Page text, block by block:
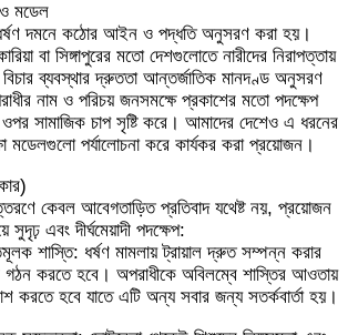
ও মডেল
দমনে কঠোর আইন ও পদ্ধতি অনুসরণ করা হয়।
বা সিঙ্গাপুরের মতো দেশগুলোতে নারীদের নিরাপত্তায়
বিচার ব্যবস্থার দ্রুততা আন্তর্জাতিক মানদণ্ড অনুসরণ
নাম ও পরিচয় জনসমক্ষে প্রকাশের মতো পদক্ষেপ
সামাজিক চাপ সৃষ্টি করে। আমাদের দেশেও এ ধরনের
মডেলগুলো পর্যালোচনা করে কার্যকর করা প্রয়োজন।
কেবল আবেগতাড়িত প্রতিবাদ যথেষ্ট নয়, প্রয়োজন
সুদৃঢ় এবং দীর্ঘমেয়াদী পদক্ষেপ:
শাস্তি: ধর্ষণ মামলায় ট্রায়াল দ্রুত সম্পন্ন করার
গঠন করতে হবে। অপরাধীকে অবিলম্বে শাস্তির আওতায়
করতে হবে যাতে এটি অন্য সবার জন্য সতর্কবার্তা হয়।